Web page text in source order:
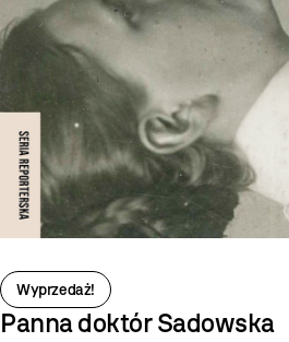
Wyprzedaż!
Panna doktór Sadowska